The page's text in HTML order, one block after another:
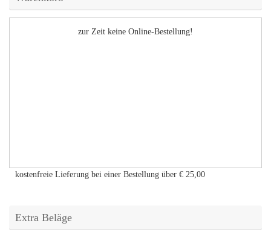
zur Zeit keine Online-Bestellung!
kostenfreie Lieferung bei einer Bestellung über € 25,00
Extra Beläge